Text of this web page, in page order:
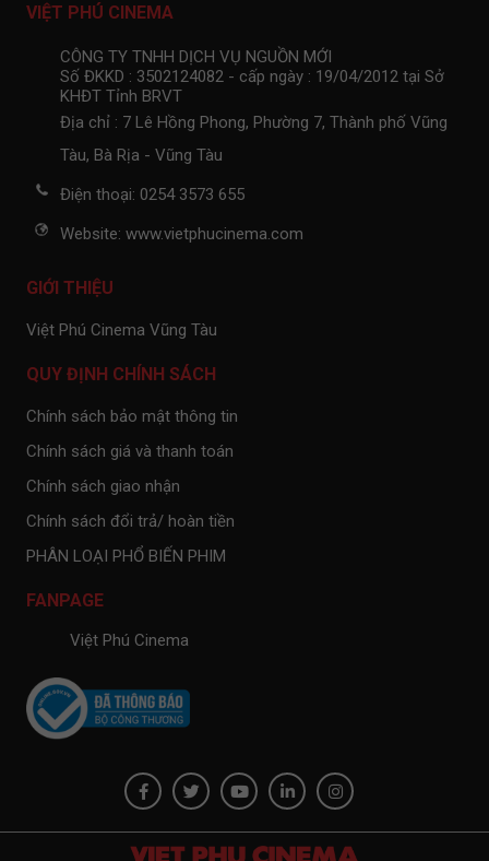
VIỆT PHÚ CINEMA
CÔNG TY TNHH DỊCH VỤ NGUỒN MỚI
Số ĐKKD : 3502124082 - cấp ngày : 19/04/2012 tại Sở
KHĐT Tỉnh BRVT
Địa chỉ : 7 Lê Hồng Phong, Phường 7, Thành phố Vũng
Tàu, Bà Rịa - Vũng Tàu
Điện thoại: 0254 3573 655
Website: www.vietphucinema.com
GIỚI THIỆU
Việt Phú Cinema Vũng Tàu
QUY ĐỊNH CHÍNH SÁCH
Chính sách bảo mật thông tin
Chính sách giá và thanh toán
Chính sách giao nhận
Chính sách đổi trả/ hoàn tiền
PHÂN LOẠI PHỔ BIẾN PHIM
FANPAGE
Việt Phú Cinema